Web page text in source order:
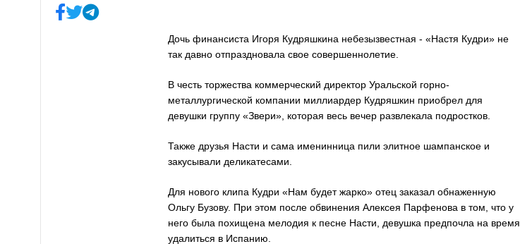
Дочь финансиста Игоря Кудряшкина небезызвестная - «Настя Кудри» не
так давно отпраздновала свое совершеннолетие.
В честь торжества коммерческий директор Уральской горно-
металлургической компании миллиардер Кудряшкин приобрел для
девушки группу «Звери», которая весь вечер развлекала подростков.
Также друзья Насти и сама именинница пили элитное шампанское и
закусывали деликатесами.
Для нового клипа Кудри «Нам будет жарко» отец заказал обнаженную
Ольгу Бузову. При этом после обвинения Алексея Парфенова в том, что у
него была похищена мелодия к песне Насти, девушка предпочла на время
удалиться в Испанию.